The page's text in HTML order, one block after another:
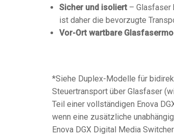
Sicher und isoliert – Glasfaser
ist daher die bevorzugte
Vor-Ort wartbare
*Siehe Duplex-Modelle für
Steuertransport über Glasfaser
Teil einer vollständigen Enova
wenn eine zusätzliche
Enova DGX Digital Media